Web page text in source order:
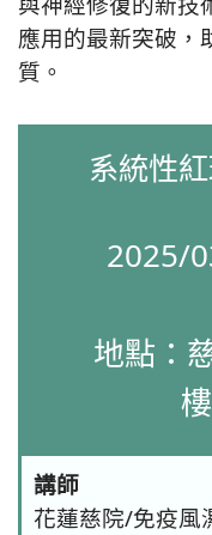
應用的最新突破，
質。
系統性
2025/
地點：
講師
花蓮慈院/免疫風